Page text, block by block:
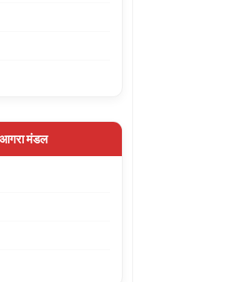
आगरा मंडल